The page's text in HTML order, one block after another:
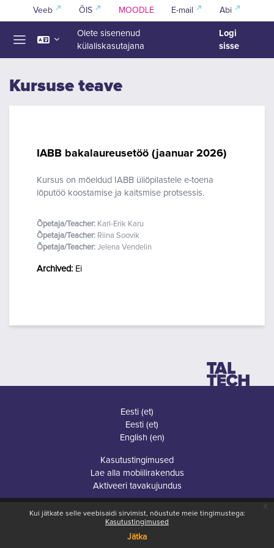
Jäta vahele peasisuni
Kui jätkate selle veebisaidi sirvimist, nõustute meie tingimustega:
Kasutustingimused
Jätka
x
Veeb ÕIS MOODLE E-mail Abi
Olete sisenenud
külaliskasutajana
Logi
sisse
Kursuse teave
IABB bakalaureusetöö (jaanuar 2026)
Kursus on mõeldud IABB üliõpilastele e-toena
lõputöö koostamise ja kaitsmise protsessis.
Õpetaja/Teacher: Karl-Erik Karu
Õpetaja/Teacher: Riina Soovik
Õpetaja/Teacher: Jelena Vendelin
Archived: Ei
Eesti ‎(et)‎
Eesti ‎(et)‎
English ‎(en)‎
Kasutustingimused
Lae alla mobiilirakendus
Aktiveeri tavakujundus